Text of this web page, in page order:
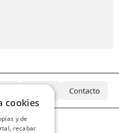
Equipo Contacto
cookies
y de
recabar